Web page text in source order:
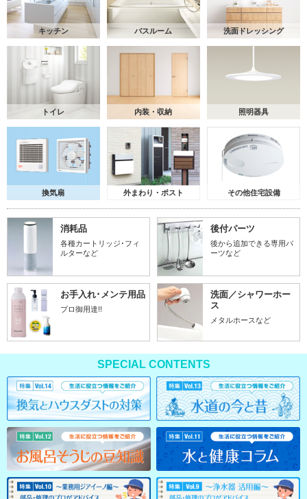
キッチン バスルーム 洗面ドレッシング
トイレ 内装・収納 照明器具
換気扇 外まわり・ポスト その他住宅設備
消耗品
各種カートリッジ･フィ
ルターなど
後付パーツ
後から追加できる専用パ
ーツなど
お手入れ･メンテ用品
プロ御用達!!
洗面／シャワーホー
ス
メタルホースなど
SPECIAL CONTENTS